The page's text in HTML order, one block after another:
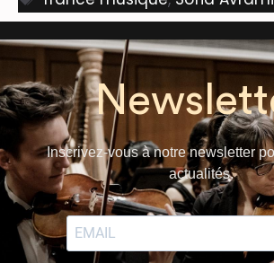
Inscrivez-vous à notre newsletter
actualités.